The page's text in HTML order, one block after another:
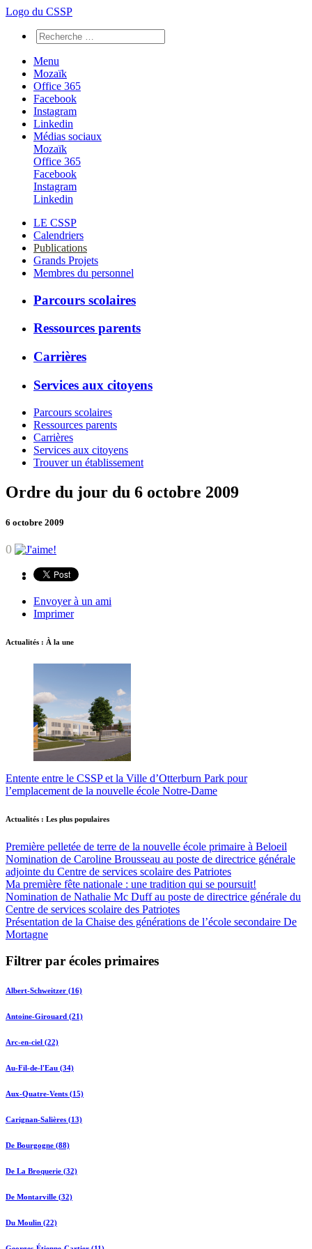
Logo du CSSP
Menu
Mozaïk
Office 365
Facebook
Instagram
Linkedin
Médias sociaux
Mozaïk
Office 365
Facebook
Instagram
Linkedin
LE CSSP
Calendriers
Publications
Grands Projets
Membres du personnel
Parcours scolaires
Ressources parents
Carrières
Services aux citoyens
Parcours scolaires
Ressources parents
Carrières
Services aux citoyens
Trouver un établissement
Ordre du jour du 6 octobre 2009
6 octobre 2009
0
Envoyer à un ami
Imprimer
Actualités : À la une
Entente entre le CSSP et la Ville d’Otterburn Park pour
l’emplacement de la nouvelle école Notre-Dame
Actualités : Les plus populaires
Première pelletée de terre de la nouvelle école primaire à Beloeil
Nomination de Caroline Brousseau au poste de directrice générale
adjointe du Centre de services scolaire des Patriotes
Ma première fête nationale : une tradition qui se poursuit!
Nomination de Nathalie Mc Duff au poste de directrice générale du
Centre de services scolaire des Patriotes
Présentation de la Chaise des générations de l’école secondaire De
Mortagne
Filtrer par écoles primaires
Albert-Schweitzer (16)
Antoine-Girouard (21)
Arc-en-ciel (22)
Au-Fil-de-l'Eau (34)
Aux-Quatre-Vents (15)
Carignan-Salières (13)
De Bourgogne (88)
De La Broquerie (32)
De Montarville (32)
Du Moulin (22)